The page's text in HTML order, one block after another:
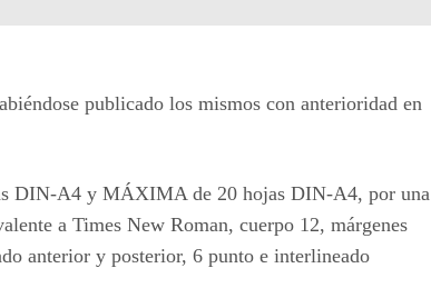
publicado los mismos con anterioridad en
DIN-A4 y MÁXIMA de 20 hojas DIN-A4, por una
a Times New Roman, cuerpo 12, márgenes
anterior y posterior, 6 punto e interlineado